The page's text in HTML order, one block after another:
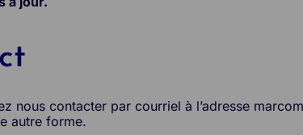
nous contacter par courriel à l’adresse
autre forme.